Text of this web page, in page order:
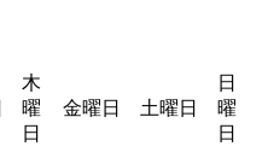
木
曜
日
金曜日 土曜日
日
曜
日